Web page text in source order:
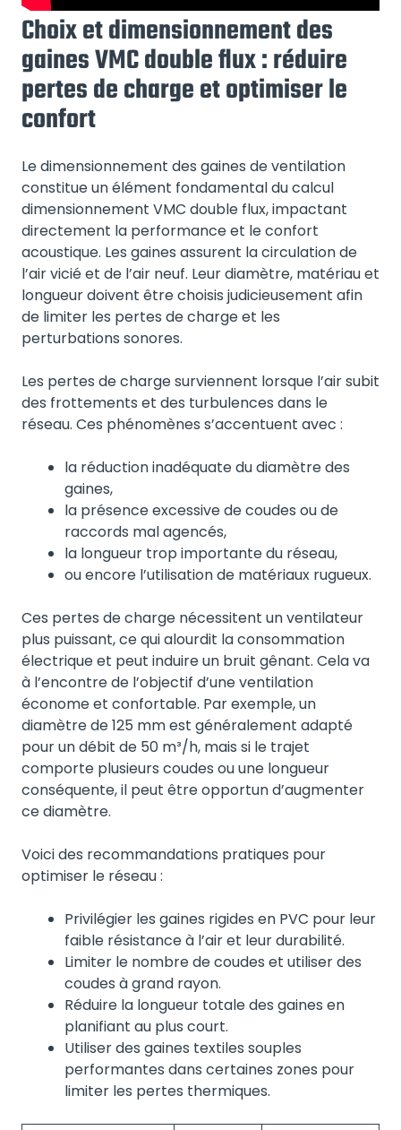
Choix et dimensionnement des
gaines VMC double flux : réduire
pertes de charge et optimiser le
confort
Le dimensionnement des gaines de ventilation
constitue un élément fondamental du calcul
dimensionnement VMC double flux, impactant
directement la performance et le confort
acoustique. Les gaines assurent la circulation de
l’air vicié et de l’air neuf. Leur diamètre, matériau et
longueur doivent être choisis judicieusement afin
de limiter les pertes de charge et les
perturbations sonores.
Les pertes de charge surviennent lorsque l’air subit
des frottements et des turbulences dans le
réseau. Ces phénomènes s’accentuent avec :
la réduction inadéquate du diamètre des
gaines,
la présence excessive de coudes ou de
raccords mal agencés,
la longueur trop importante du réseau,
ou encore l’utilisation de matériaux rugueux.
Ces pertes de charge nécessitent un ventilateur
plus puissant, ce qui alourdit la consommation
électrique et peut induire un bruit gênant. Cela va
à l’encontre de l’objectif d’une ventilation
économe et confortable. Par exemple, un
diamètre de 125 mm est généralement adapté
pour un débit de 50 m³/h, mais si le trajet
comporte plusieurs coudes ou une longueur
conséquente, il peut être opportun d’augmenter
ce diamètre.
Voici des recommandations pratiques pour
optimiser le réseau :
Privilégier les gaines rigides en PVC pour leur
faible résistance à l’air et leur durabilité.
Limiter le nombre de coudes et utiliser des
coudes à grand rayon.
Réduire la longueur totale des gaines en
planifiant au plus court.
Utiliser des gaines textiles souples
performantes dans certaines zones pour
limiter les pertes thermiques.